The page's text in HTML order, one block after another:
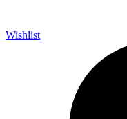
Wishlist